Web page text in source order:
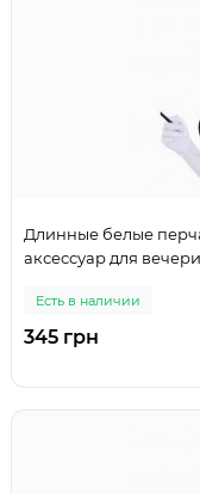
Длинные белые
аксессуар для
Есть в наличии
345 грн